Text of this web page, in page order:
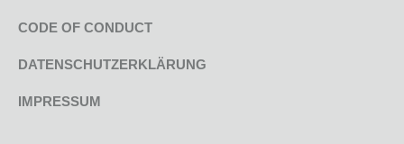
CODE OF CONDUCT
DATENSCHUTZERKLÄRUNG
IMPRESSUM